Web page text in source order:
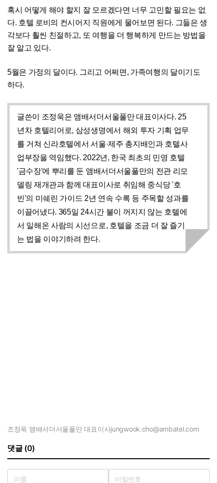
혹시 어떻게 해야 할지 잘 모르겠다면 너무 고민할 필요는 없
다. 호텔 로비의 컨시어지 직원에게 물어보면 된다. 그들은 생
각보다 훨씬 친절하고, 또 여행을 더 행복하게 만드는 방법을
잘 알고 있다.
5월은 가정의 달이다. 그리고 어쩌면, 가족여행의 달이기도
하다.
글쓴이 조정욱은 앰배서더서울풀만 대표이사다. 25
년차 호텔리어로, 삼성생명에서 해외 투자 기획 업무
를 거쳐 신라호텔에서 서울·제주 총지배인과 호텔사
업부장을 역임했다. 2022년, 한국 최초의 민영 호텔
'금수장'에 뿌리를 둔 앰배서더서울풀만의 전관 리모
델링 재개관과 함께 대표이사로 취임해 중식당 '호
빈'의 미쉐린 가이드 2년 연속 수록 등 주목할 성과를
이끌어냈다. 365일 24시간 불이 꺼지지 않는 호텔에
서 일해온 사람의 시선으로, 호텔을 조금 더 잘 즐기
는 법을 이야기하려 한다.
조정욱 앰배서더서울풀만 대표이사jungwook.cho@ambatel.com
댓글 (0)